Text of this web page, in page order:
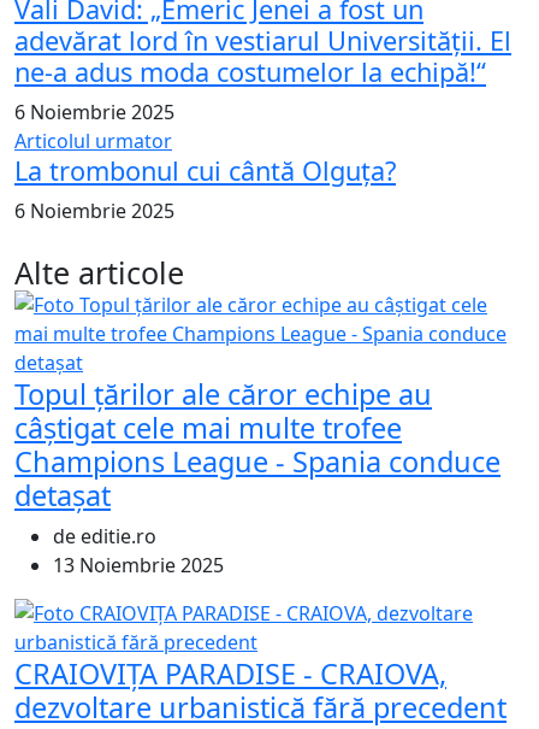
Vali David: „Emeric Jenei a fost un
adevărat lord în vestiarul Universității. El
ne-a adus moda costumelor la echipă!“
6 Noiembrie 2025
Articolul urmator
La trombonul cui cântă Olguța?
6 Noiembrie 2025
Alte articole
Topul țărilor ale căror echipe au
câștigat cele mai multe trofee
Champions League - Spania conduce
detașat
de editie.ro
13 Noiembrie 2025
CRAIOVIȚA PARADISE - CRAIOVA,
dezvoltare urbanistică fără precedent